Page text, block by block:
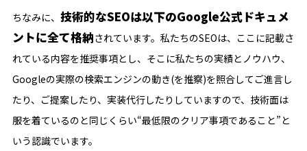
ちなみに、 技術的なSEOは以下のGoogle公式ドキュメ
ントに全て格納されています。私たちのSEOは、ここに記載さ
れている内容を推奨事項とし、そこに私たちの実績とノウハウ、
Googleの実際の検索エンジンの動き(を推察)を照合してご進言し
たり、ご提案したり、実装代行したりしていますので、技術面は
服を着ているのと同じくらい“最低限のクリア事項であること”と
いう認識でいます。